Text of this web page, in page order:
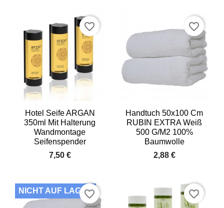
Hotel Seife ARGAN
350ml Mit Halterung
Wandmontage
Seifenspender
7,50 €
favorite_border
Handtuch 50x100 Cm
RUBIN EXTRA Weiß
500 G/m2 100%
Baumwolle
2,88 €
favorite_border
NICHT AUF LAGER
favorite_border favorite_border